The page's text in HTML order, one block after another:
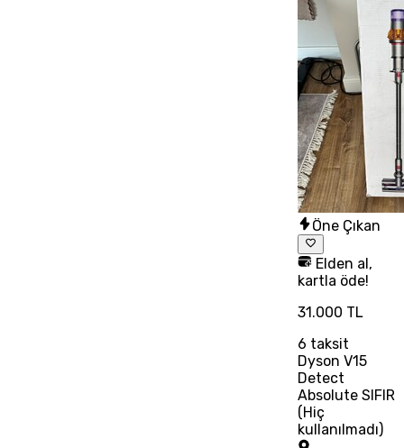
Öne Çıkan
Elden al,
kartla öde!
31.000 TL
6 taksit
Dyson V15
Detect
Absolute SIFIR
(Hiç
kullanılmadı)